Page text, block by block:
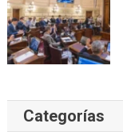
Categorías